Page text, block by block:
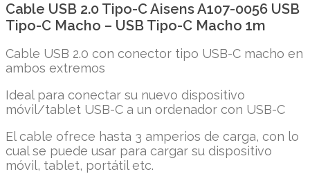
Cable USB 2.0 Tipo-C Aisens A107-0056 USB
Tipo-C Macho – USB Tipo-C Macho 1m
Cable USB 2.0 con conector tipo USB-C macho en
ambos extremos
Ideal para conectar su nuevo dispositivo
móvil/tablet USB-C a un ordenador con USB-C
El cable ofrece hasta 3 amperios de carga, con lo
cual se puede usar para cargar su dispositivo
móvil, tablet, portátil etc.